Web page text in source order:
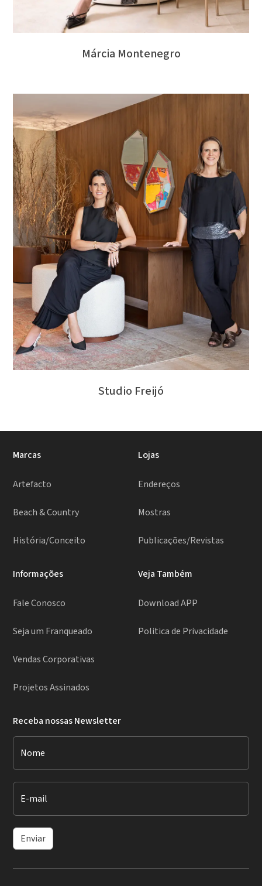
Márcia Montenegro
Studio Freijó
Marcas
Artefacto
Beach & Country
História/Conceito
Lojas
Endereços
Mostras
Publicações/Revistas
Informações
Fale Conosco
Seja um Franqueado
Vendas Corporativas
Projetos Assinados
Veja Também
Download APP
Politica de Privacidade
Receba nossas Newsletter
Nome
E-mail
Enviar